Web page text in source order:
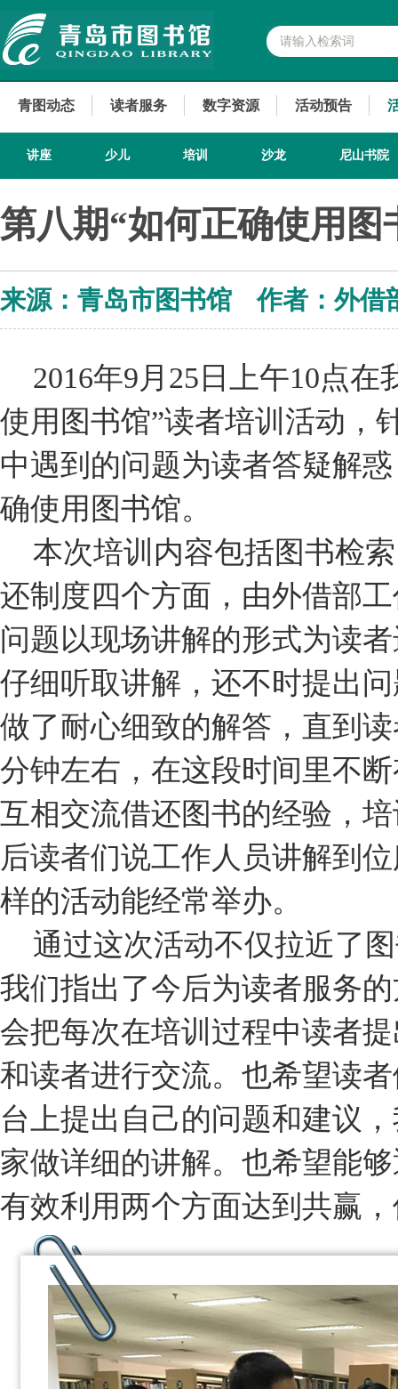
青图动态 读者服务 数字资源 活动预告
讲座 少儿 培训 沙龙 尼山书院
第八期“如何正确使用
来源：青岛市图书馆 作者：外
2016年9月25日上午10点
使用图书馆”读者培训活动，
中遇到的问题为读者答疑解
确使用图书馆。
本次培训内容包括图书检
还制度四个方面，由外借部
问题以现场讲解的形式为读
仔细听取讲解，还不时提出
做了耐心细致的解答，直到
分钟左右，在这段时间里不
互相交流借还图书的经验，
后读者们说工作人员讲解到
样的活动能经常举办。
通过这次活动不仅拉近了
我们指出了今后为读者服务
会把每次在培训过程中读者
和读者进行交流。也希望读
台上提出自己的问题和建议
家做详细的讲解。也希望能
有效利用两个方面达到共赢